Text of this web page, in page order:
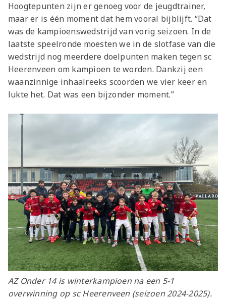
Hoogtepunten zijn er genoeg voor de jeugdtrainer,
maar er is één moment dat hem vooral bijblijft. “Dat
was de kampioenswedstrijd van vorig seizoen. In de
laatste speelronde moesten we in de slotfase van die
wedstrijd nog meerdere doelpunten maken tegen sc
Heerenveen om kampioen te worden. Dankzij een
waanzinnige inhaalreeks scoorden we vier keer en
lukte het. Dat was een bijzonder moment.”
AZ Onder 14 is winterkampioen na een 5-1
overwinning op sc Heerenveen (seizoen 2024-2025).